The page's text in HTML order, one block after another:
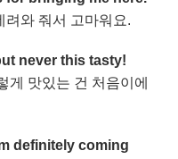
려와 줘서 고마워요.
never this tasty!
게 맛있는 건 처음이에
definitely coming